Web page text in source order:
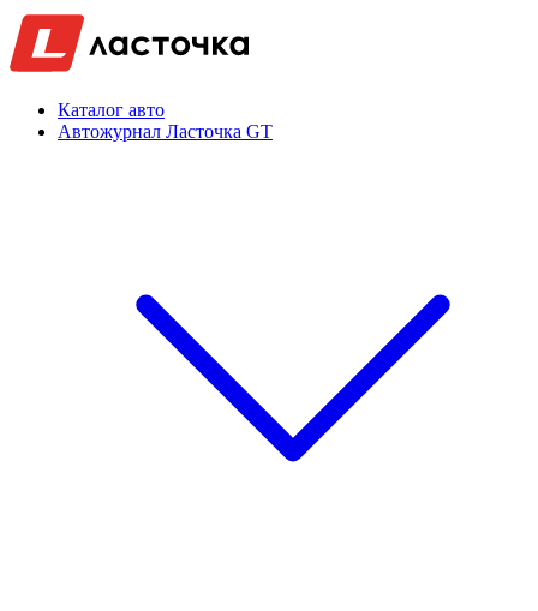
Каталог авто
Автожурнал Ласточка GT